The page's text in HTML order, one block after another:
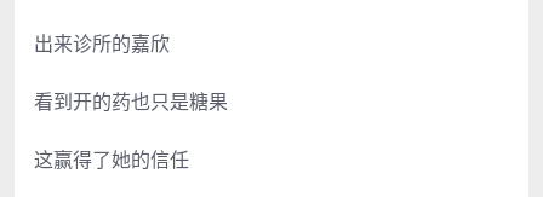
出来诊所的嘉欣
看到开的药也只是糖果
这赢得了她的信任